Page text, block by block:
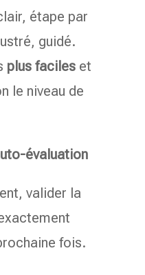
étape par
guidé.
plus facileset
le niveau de
évaluation
valider la
fois.